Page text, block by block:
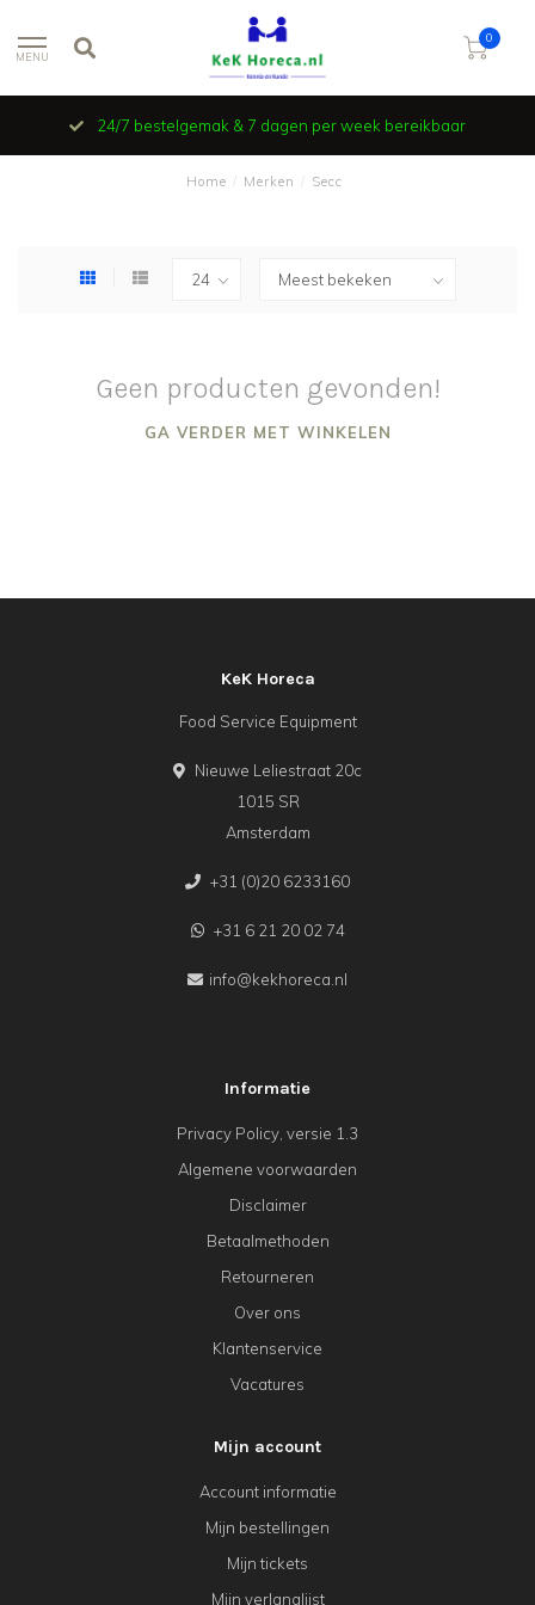
MENU
0
24/7 bestelgemak & 7 dagen per week bereikbaar
Home Merken Secc
Geen producten gevonden!
GA VERDER MET WINKELEN
KeK Horeca
Food Service Equipment
Nieuwe Leliestraat 20c
1015 SR
Amsterdam
+31 (0)20 6233160
+31 6 21 20 02 74
info@kekhoreca.nl
Informatie
Privacy Policy, versie 1.3
Algemene voorwaarden
Disclaimer
Betaalmethoden
Retourneren
Over ons
Klantenservice
Vacatures
Mijn account
Account informatie
Mijn bestellingen
Mijn tickets
Mijn verlanglijst